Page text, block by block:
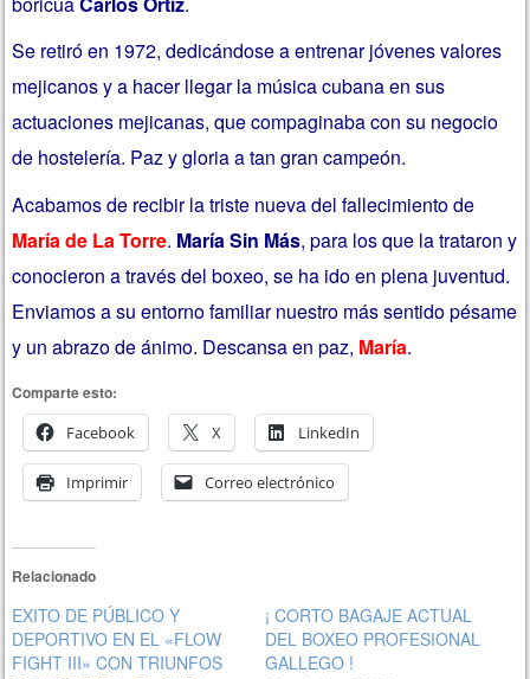
Se retiró en 1972, dedicándose a entrenar jóvenes valores
mejicanos y a hacer llegar la música cubana en sus
actuaciones mejicanas, que compaginaba con su negocio
de hostelería. Paz y gloria a tan gran campeón.
Acabamos de recibir la triste nueva del fallecimiento de
María de La Torre. María Sin Más, para los que la trataron y
conocieron a través del boxeo, se ha ido en plena juventud.
Enviamos a su entorno familiar nuestro más sentido pésame
y un abrazo de ánimo. Descansa en paz, María.
Comparte esto:
Facebook
X LinkedIn
Imprimir Correo electrónico
Relacionado
EXITO DE PÚBLICO Y
DEPORTIVO EN EL «FLOW
FIGHT III» CON TRIUNFOS
¡ CORTO BAGAJE ACTUAL
DEL BOXEO PROFESIONAL
GALLEGO !